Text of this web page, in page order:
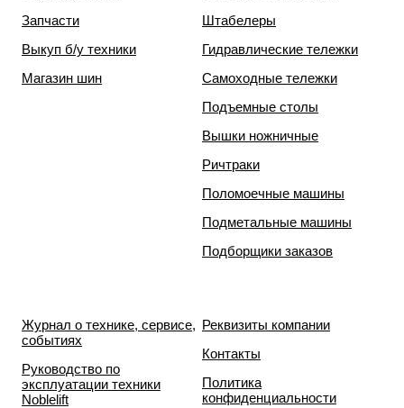
Запчасти
Выкуп б/у техники
Магазин шин
Штабелеры
Гидравлические тележки
Самоходные тележки
Подъемные столы
Вышки ножничные
Ричтраки
Поломоечные машины
Подметальные машины
Подборщики заказов
Журнал о технике, сервисе,
событиях
Руководство по
эксплуатации техники
Noblelift
Реквизиты компании
Контакты
Политика
конфиденциальности